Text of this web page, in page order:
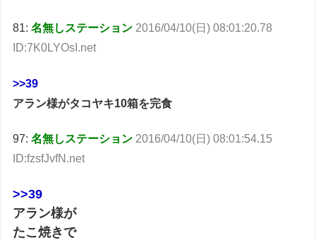
81:名無しステーション2016/04/10(日) 08:01:20.78
ID:7K0LYOsI.net
>>39
アラン様がタコヤキ10箱を完食
97:名無しステーション 2016/04/10(日) 08:01:54.15
ID:fzsfJvfN.net
>>39
アラン様が
たこ焼きで